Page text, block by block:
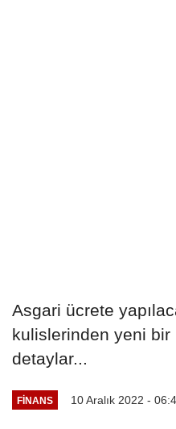
Asgari ücrete
kulislerinden yeni
detaylar...
FINANS 10 Aralık 2022 -